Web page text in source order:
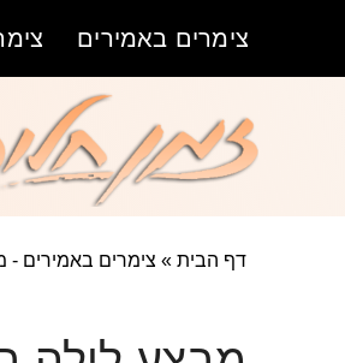
צימרים באמירים
דף הבית » צימרים באמירים -